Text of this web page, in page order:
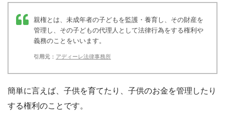
親権とは、未成年者の子どもを監護・養育し、その財産を
管理し、その子どもの代理人として法律行為をする権利や
義務のことをいいます。
引用元： アディーレ法律事務所
簡単に言えば、子供を育てたり、子供のお金を管理したり
する権利のことです。